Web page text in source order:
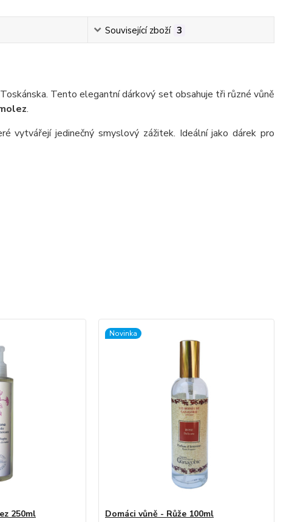
Související zboží 3
Tento elegantní dárkový set obsahuje tři různé vůně
.
vytvářejí jedinečný smyslový zážitek. Ideální jako dárek pro
250ml
Novinka
Domáci vůně - Růže 100ml